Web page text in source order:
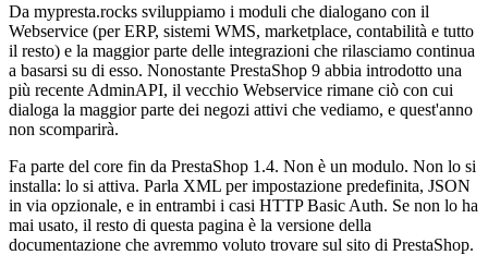
Da mypresta.rocks sviluppiamo i moduli che dialogano con il
Webservice (per ERP, sistemi WMS, marketplace, contabilità e tutto
il resto) e la maggior parte delle integrazioni che rilasciamo continua
a basarsi su di esso. Nonostante PrestaShop 9 abbia introdotto una
più recente AdminAPI, il vecchio Webservice rimane ciò con cui
dialoga la maggior parte dei negozi attivi che vediamo, e quest'anno
non scomparirà.
Fa parte del core fin da PrestaShop 1.4. Non è un modulo. Non lo si
installa: lo si attiva. Parla XML per impostazione predefinita, JSON
in via opzionale, e in entrambi i casi HTTP Basic Auth. Se non lo ha
mai usato, il resto di questa pagina è la versione della
documentazione che avremmo voluto trovare sul sito di PrestaShop.